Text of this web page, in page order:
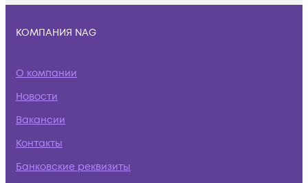
КОМПАНИЯ NAG
О компании
Новости
Вакансии
Контакты
Банковские реквизиты